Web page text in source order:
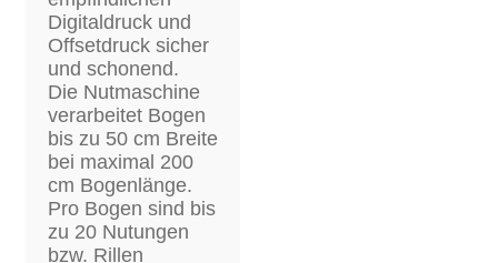
Digitaldruck und
Offsetdruck sicher
und schonend.
Die Nutmaschine
verarbeitet Bogen
bis zu 50 cm Breite
bei maximal 200
cm Bogenlänge.
Pro Bogen sind bis
zu 20 Nutungen
bzw. Rillen